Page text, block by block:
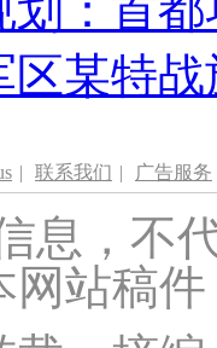
区某特
| 联系我们 | 广告服务
息，不
网站稿